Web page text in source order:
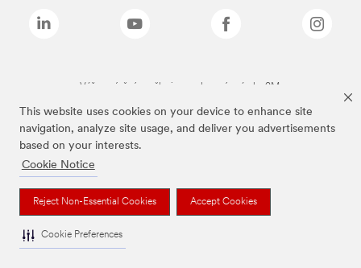
This website uses cookies on your device to enhance site
navigation, analyze site usage, and deliver you advertisements
based on your interests.
Cookie Notice
Reject Non-Essential Cookies Accept Cookies
Cookie Preferences
Výše zmíněné značky jsou ochranné známky 3M.